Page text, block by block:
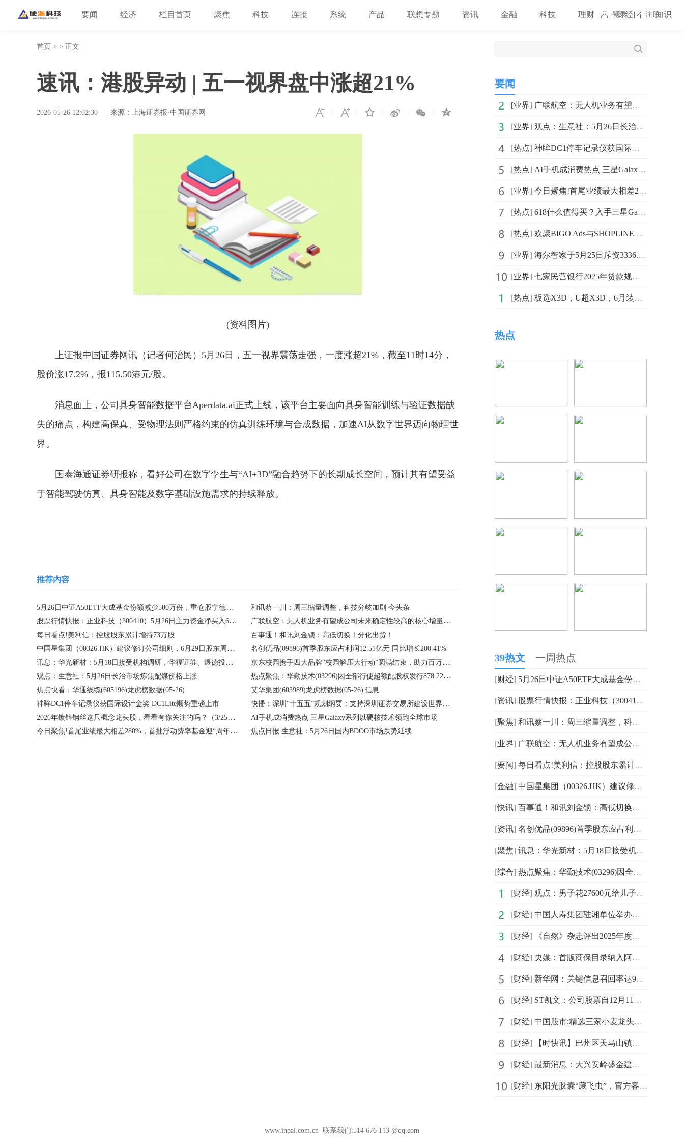
登录 注册
要闻 经济 栏目首页 聚焦 科技 连接 系统 产品 联想专题 资讯 金融 科技 理财 财经 知识
首页 > > 正文
速讯：港股异动 | 五一视界盘中涨超21%
2026-05-26 12:02:30 来源：上海证券报·中国证券网
(资料图片)
上证报中国证券网讯（记者何治民）5月26日，五一视界震荡走强，一度涨超21%，截至11时14分，
股价涨17.2%，报115.50港元/股。
消息面上，公司具身智能数据平台Aperdata.ai正式上线，该平台主要面向具身智能训练与验证数据缺
失的痛点，构建高保真、受物理法则严格约束的仿真训练环境与合成数据，加速AI从数字世界迈向物理世
界。
国泰海通证券研报称，看好公司在数字孪生与“AI+3D”融合趋势下的长期成长空间，预计其有望受益
于智能驾驶仿真、具身智能及数字基础设施需求的持续释放。
推荐内容
5月26日中证A50ETF大成基金份额减少500万份，重仓股宁德时代、贵州茅台、中际旭创 和讯蔡一川：周三缩量调整，科技分歧加剧 今头条
股票行情快报：正业科技（300410）5月26日主力资金净买入6703.95万元|最新消息 广联航空：无人机业务有望成公司未来确定性较高的核心增量赛道之一
每日看点!美利信：控股股东累计增持73万股 百事通！和讯刘金锁：高低切换！分化出货！
中国星集团（00326.HK）建议修订公司细则，6月29日股东周年大会表决 当前聚焦 名创优品(09896)首季股东应占利润12.51亿元 同比增长200.41%
讯息：华光新材：5月18日接受机构调研，华福证券、煜德投资等多家机构参与 京东校园携手四大品牌“校园解压大行动”圆满结束，助力百万名学子轻松迎未来
观点：生意社：5月26日长治市场炼焦配煤价格上涨 热点聚焦：华勤技术(03296)因全部行使超额配股权发行878.22万股
焦点快看：华通线缆(605196)龙虎榜数据(05-26)
艾华集团(603989)龙虎榜数据(05-26)|信息
神眸DC1停车记录仪获国际设计金奖 DC1Lite顺势重磅上市
快播：深圳“十五五”规划纲要：支持深圳证券交易所建设世界一流交易所
2026年镀锌钢丝这只概念龙头股，看看有你关注的吗？（3/25） 今日热闻
AI手机成消费热点 三星Galaxy系列以硬核技术领跑全球市场
今日聚焦!首尾业绩最大相差280%，首批浮动费率基金迎“周年考” 焦点日报:生意社：5月26日国内BDOO市场跌势延续
要闻
[业界] 广联航空：无人机业务有望成公司未来确定性较高的核心增量赛道之一
[业界] 观点：生意社：5月26日长治市场炼焦配煤价格上涨
[热点] 神眸DC1停车记录仪获国际设计金奖 DC1Lite顺势重磅上市
[热点] AI手机成消费热点 三星Galaxy系列以硬核技术领跑全球市场
[业界] 今日聚焦!首尾业绩最大相差280%，首批浮动费率基金迎“周年考”
[热点] 618什么值得买？入手三星Galaxy Tab S11系列乐享高效办公
[热点] 欢聚BIGO Ads与SHOPLINE Q1增势强劲，集团多元化增长表现亮眼
[业界] 海尔智家于5月25日斥资3336.97万元回购164万股A股-每日精选
[业界] 七家民营银行2025年贷款规模萎缩，转型路在何方？|今日热搜
[热点] 板选X3D，U超X3D，6月装机就看这几款AMD主板
热点
39热文 一周热点
[财经] 5月26日中证A50ETF大成基金份额减少500万份，重仓股宁德时代、贵州茅台、中际旭创
[资讯] 股票行情快报：正业科技（300410）5月26日主力资金净买入6703.95万元|最新消息
[聚焦] 和讯蔡一川：周三缩量调整，科技分歧加剧 今头条
[业界] 广联航空：无人机业务有望成公司未来确定性较高的核心增量赛道之一
[要闻] 每日看点!美利信：控股股东累计增持73万股
[金融] 中国星集团（00326.HK）建议修订公司细则，6月29日股东周年大会表决 当前聚焦
[快讯] 百事通！和讯刘金锁：高低切换！分化出货！
[资讯] 名创优品(09896)首季股东应占利润12.51亿元 同比增长200.41%
[聚焦] 讯息：华光新材：5月18日接受机构调研，华福证券、煜德投资等多家机构参与
[综合] 热点聚焦：华勤技术(03296)因全部行使超额配股权发行878.22万股
[财经] 观点：男子花27600元给儿子补课，结果两门课全不及格！网友：家长问题也很大！
[财经] 中国人寿集团驻湘单位举办体育节
[财经] 《自然》杂志评出2025年度十大科学人物 梁文锋和杜梦然入选
[财经] 央媒：首版商保目录纳入阿尔茨海默、CAR-T等治疗药品，影响几何|热点聚焦
[财经] 新华网：关键信息召回率达98.7%
[财经] ST凯文：公司股票自12月11日起撤销其他风险警示 看热讯
[财经] 中国股市:精选三家小麦龙头股(值得收藏)_今日热讯
[财经] 【时快讯】巴州区天马山镇琼氏殡葬服务店（个体工商户）成立 注册资本1万人民币
[财经] 最新消息：大兴安岭盛金建材有限公司成立 注册资本10万人民币
[财经] 东阳光胶囊“藏飞虫”，官方客服：我们不清楚
www.inpai.com.cn 联系我们:514 676 113 @qq.com